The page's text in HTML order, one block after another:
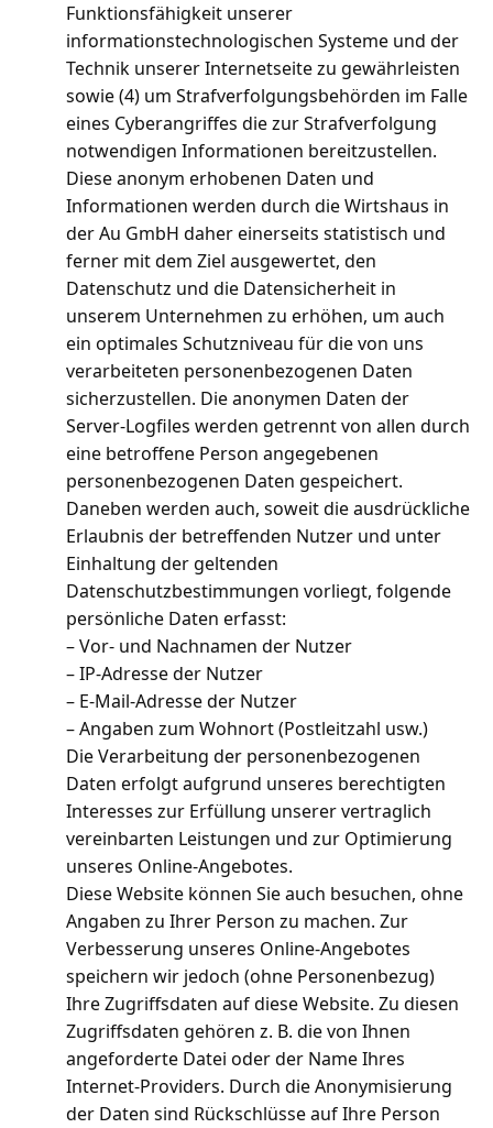
Funktionsfähigkeit unserer
informationstechnologischen Systeme und der
Technik unserer Internetseite zu gewährleisten
sowie (4) um Strafverfolgungsbehörden im Falle
eines Cyberangriffes die zur Strafverfolgung
notwendigen Informationen bereitzustellen.
Diese anonym erhobenen Daten und
Informationen werden durch die Wirtshaus in
der Au GmbH daher einerseits statistisch und
ferner mit dem Ziel ausgewertet, den
Datenschutz und die Datensicherheit in
unserem Unternehmen zu erhöhen, um auch
ein optimales Schutzniveau für die von uns
verarbeiteten personenbezogenen Daten
sicherzustellen. Die anonymen Daten der
Server-Logfiles werden getrennt von allen durch
eine betroffene Person angegebenen
personenbezogenen Daten gespeichert.
Daneben werden auch, soweit die ausdrückliche
Erlaubnis der betreffenden Nutzer und unter
Einhaltung der geltenden
Datenschutzbestimmungen vorliegt, folgende
persönliche Daten erfasst:
– Vor- und Nachnamen der Nutzer
– IP-Adresse der Nutzer
– E-Mail-Adresse der Nutzer
– Angaben zum Wohnort (Postleitzahl usw.)
Die Verarbeitung der personenbezogenen
Daten erfolgt aufgrund unseres berechtigten
Interesses zur Erfüllung unserer vertraglich
vereinbarten Leistungen und zur Optimierung
unseres Online-Angebotes.
Diese Website können Sie auch besuchen, ohne
Angaben zu Ihrer Person zu machen. Zur
Verbesserung unseres Online-Angebotes
speichern wir jedoch (ohne Personenbezug)
Ihre Zugriffsdaten auf diese Website. Zu diesen
Zugriffsdaten gehören z. B. die von Ihnen
angeforderte Datei oder der Name Ihres
Internet-Providers. Durch die Anonymisierung
der Daten sind Rückschlüsse auf Ihre Person